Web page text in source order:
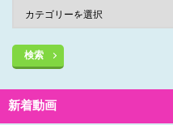
検索
新着動画